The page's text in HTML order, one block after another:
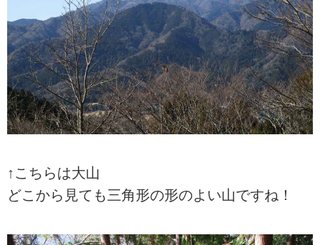
↑こちらは大山
どこから見ても三角形の形のよい山ですね！